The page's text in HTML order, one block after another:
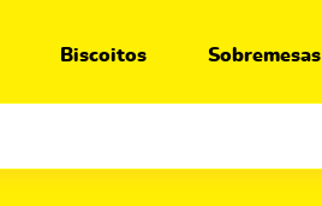
Biscoitos Sobremesas